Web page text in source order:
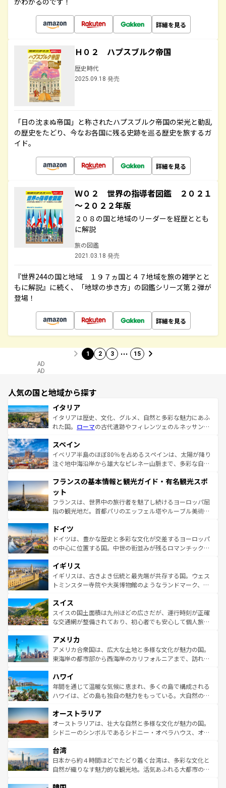
詳細を見る
Ｈ０２ ハプスブルク帝国
歴史時代
2025.09.18 発売
「日の沈まぬ帝国」と称されたハプスブルク帝国の栄光と動乱
の歴史をたどり、今なお各国に残る史跡を巡る歴史を旅するガ
イド。
詳細を見る
Ｗ０２ 世界の指導者図鑑 ２０２１
～２０２２年版
２０８の国と地域のリーダーを経歴ととも
に解説
旅の図鑑
2021.03.18 発売
『世界244の国と地域 １９７ヵ国と４７地域を旅の雑学とと
もに解説』に続く、「地球の歩き方」の図鑑シリーズ第２弾が
登場！
詳細を見る
1 2 3 … 15
AD
AD
人気の国と地域から探す
イタリア
イタリアは歴史、文化、グルメ、自然と多彩な魅力にあふ
れた国。 ローマの古代遺跡やフィレンツェのルネッサンス
ろん、トスカーナの美しい田園風景やアマルフィ海岸の絶
景など、自然景観も見逃せない。観光の合間には、本場の
ピザやパスタなど、絶品のイタリア料理を堪能することも
ませてくれるイタリアで、忘れられない旅をしてみよう！
なお、新着のイタリア情報は
しい。
スペイン
イベリア半島のほぼ80％を占めるスペインは、太陽が降り
注ぐ地中海沿岸から雄大なピレネー山脈まで、多彩な自然
文化が根付くこの国では、情熱的なフラメンコ、熱気あふ
れる闘牛、そして美味しいタパスが生活の一部となってい
る。首都マドリードの洗練された雰囲気や、バルセロナの
アートに溢れた街角から、地方では古代ローマ遺跡や中世
せる。地方によって風土や気候が異なるスペインはその個
性で訪れる人を魅了する。 なお、新着のスペイン情報は コ
ンテンツ一覧を参照してほしい。
フランスの基本情報と観光ガイド・有名観光スポ
ット
フランスは、世界中の旅行者を魅了し続けるヨーロッパ屈
指の観光地だ。首都パリのエッフェル塔やルーブル美術館
で、幅広い魅力が詰まっている。華麗な宮殿、歴史的な大
聖堂、美しいビーチ、そして豊かな自然が、訪れる者を心
から魅了する。また、フランスは美食の国としても知ら
いる。シャンパンの発祥地であるランス、プロヴァンスの
香り高いラベンダー畑など、多彩な楽しみ方が可能だ。さ
らに、パリ以外の地域にも魅力が溢れており、どの街角に
れる地方に足を運ぶとそれぞれで全く異なる文化を体験で
きるだろう。 なお、新着のフランス情報はコンテンツ一覧
を参照してほしい。
ドイツ
ドイツは、豊かな歴史と多彩な文化が交差するヨーロッパ
の中心に位置する国。中世の街並みが残るロマンチック街
顔を持つこの国は、どこを歩いても飽きることがない。ベ
ルリンの文化的活気、バイエルン州のアルプスの絶景、そ
してライン川沿いのワイン畑といった風景は必見。ビール
は、お酒好きな人にはぜひ体験してほしい。 なお、新着の
ドイツ情報はコンテンツ一覧を参照してほしい。
イギリス
イギリスは、古きよき伝統と最先端が共存する国。ウェス
トミンスター寺院や大英博物館のようなランドマーク、歴
リアごとに異なる魅力がある。また、優雅なアフタヌーン
ティー、ビール好きにはたまらない英国パブ、サッカー観
戦など、本場だからこそできる体験も豊富。イギリスを旅
ンツ一覧を参照してほしい。
スイス
スイスの国土面積は九州ほどの広さだが、運行時刻が正確
な交通網が整備されており、初心者でも安心して個人旅行
の建物がそのまま残る町や、スイスならではのユニークな
博物館もあり、アルプス観光だけでなく町歩きも満喫する
ことができる。国民の所得が高いため物価も高いが、旅行
ば市内交通費無料で観光を楽しむこともできる。 なお、新
着のスイス情報はコンテンツ一覧 を参照してほしい。
アメリカ
アメリカ合衆国は、広大な土地と多様な文化が魅力の国。
東海岸の都市部から西海岸のカリフォルニアまで、訪れる
のような巨大都市は、観光、ショッピング、エンターテイ
ンメントが詰まった刺激的なスポットだ。一方、アメリカ
西部には大自然が広がり、グランドキャニオンやイエロー
部のニューオーリンズでは、音楽と美食が融合した独特の
文化が魅力。旅行者はアメリカの各地域で異なる魅力を楽
しみながら、その多様性と豊かな歴史を感じることができ
ならではの贅沢な旅のスタイルだ。 なお、新着のアメリカ
情報はコンテンツ一覧を参照してほしい。
ハワイ
年間を通じて温暖な気候に恵まれ、多くの島で構成される
ハワイは、どの島も独自の魅力をもっている。大自然の神
ワイ島は見逃せない。また、定番の観光地といえばオアフ
島だが、静かな自然を求めるならマウイ島やカウアイ島が
おすすめ。エメラルドグリーンに輝く海をはじめ、豊かな
れるおもてなしの心で訪れる人々を迎えてくれるハワイの
人々、おいしいローカルフードやハワイアンミュージッ
ク、伝統的なフラダンスなど、すべてがハワイの魅力を彩
ワイを、存分に味わってほしい。 なお、新着のハワイ情報
オーストラリア
オーストラリアは、壮大な自然と多様な文化が魅力の国。
シドニーのシンボルであるシドニー・オペラハウス、オー
リアリーフや大陸中央部にそびえるウルル（エアーズロッ
ク）、タスマニアの美しい原生林やケアンズの熱帯雨林な
ど、見どころがたくさん。また、カフェやワイン、オージ
台湾
日本から約４時間ほどでたどり着く台湾は、多彩な文化と
自然が織りなす魅力的な観光地。活気あふれる大都市の台